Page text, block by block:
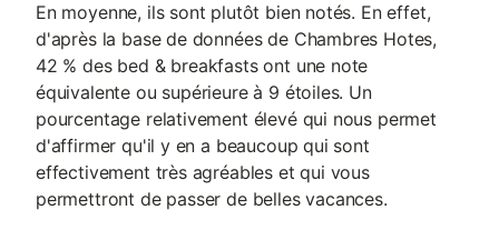
En moyenne, ils sont plutôt bien notés. En effet,
d'après la base de données de Chambres Hotes,
42 % des bed & breakfasts ont une note
équivalente ou supérieure à 9 étoiles. Un
pourcentage relativement élevé qui nous permet
d'affirmer qu'il y en a beaucoup qui sont
effectivement très agréables et qui vous
permettront de passer de belles vacances.